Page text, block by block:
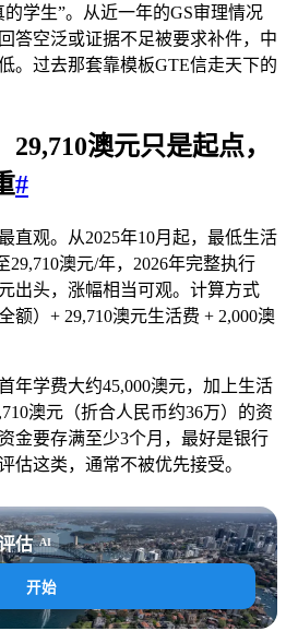
学生”。从近一年的GS审理情况
答空泛或证据不足被要求补件，中
。过去那套靠模板GTE信走天下的
澳元只是起点，
#
直观。从2025年10月起，最低生活
29,710澳元/年，2026年完整执行
头，涨幅相当可观。计算方式
额）+ 29,710澳元生活费 + 2,000澳
年学费大约45,000澳元，加上生活
澳元（折合人民币约36万）的资
金要存满至少3个月，最好是银行
估这类，通常不被优先接受。
估 AI
开始